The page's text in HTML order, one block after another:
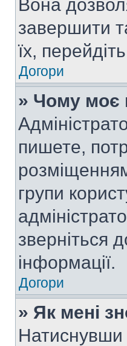
Вона
завершити
їх,
Догори
» Чому моє
пишете,
групи
зверніться
інформації.
Догори
» Як мені
Натиснувши